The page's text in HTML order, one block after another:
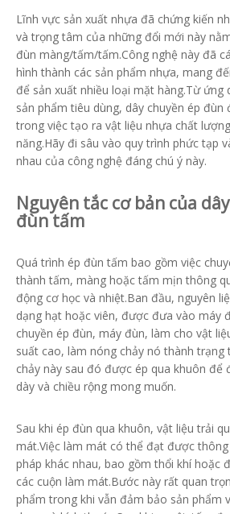
Lĩnh vực sản xuất nhựa đã chứng kiến
và trọng tâm của những đổi mới này
đùn màng/tấm/tấm.Công nghệ này đã
hình thành các sản phẩm nhựa, mang
để sản xuất nhiều loại mặt hàng.Từ ứng
sản phẩm tiêu dùng, dây chuyền ép
trong việc tạo ra vật liệu nhựa chất
năng.Hãy đi sâu vào quy trình phức tạp
nhau của công nghệ đáng chú ý này.
Nguyên tắc cơ bản của
đùn tấm
Quá trình ép đùn tấm bao gồm việc
thành tấm, màng hoặc tấm mịn thông
động cơ học và nhiệt.Ban đầu, nguyên
dạng hạt hoặc viên, được đưa vào máy
chuyền ép đùn, máy đùn, làm cho vật
suất cao, làm nóng chảy nó thành
chảy này sau đó được ép qua khuôn để
dày và chiều rộng mong muốn.
Sau khi ép đùn qua khuôn, vật liệu trải
mát.Việc làm mát có thể đạt được
pháp khác nhau, bao gồm thổi khí hoặc
các cuộn làm mát.Bước này rất quan
phẩm trong khi vẫn đảm bảo sản phẩm